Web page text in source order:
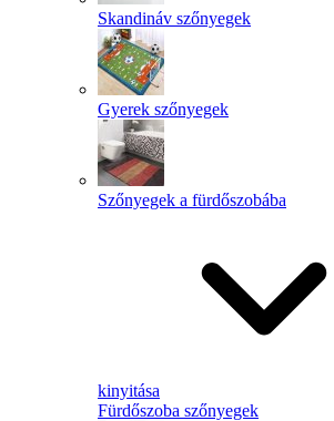
Skandináv szőnyegek
Gyerek szőnyegek
Szőnyegek a fürdőszobába
kinyitása
Fürdőszoba szőnyegek